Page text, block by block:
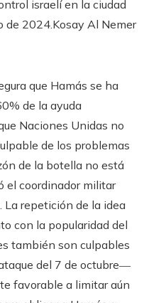
israelí en la ciudad
de 2024.Kosay Al Nemer
que Hamás se ha
de la ayuda
Naciones Unidas no
de los problemas
de la botella no está
el coordinador militar
La repetición de la idea
con la popularidad del
también son culpables
del 7 de octubre―
favorable a limitar aún